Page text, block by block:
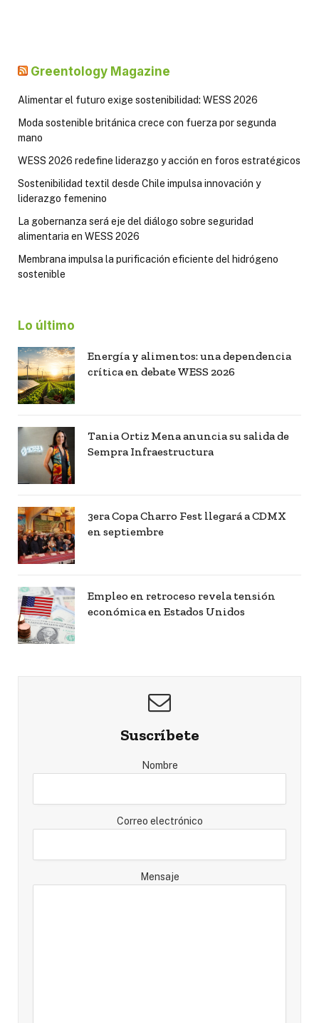
Greentology Magazine
Alimentar el futuro exige sostenibilidad: WESS 2026
Moda sostenible británica crece con fuerza por segunda
mano
WESS 2026 redefine liderazgo y acción en foros estratégicos
Sostenibilidad textil desde Chile impulsa innovación y
liderazgo femenino
La gobernanza será eje del diálogo sobre seguridad
alimentaria en WESS 2026
Membrana impulsa la purificación eficiente del hidrógeno
sostenible
Lo último
Energía y alimentos: una dependencia
crítica en debate WESS 2026
Tania Ortiz Mena anuncia su salida de
Sempra Infraestructura
3era Copa Charro Fest llegará a CDMX
en septiembre
Empleo en retroceso revela tensión
económica en Estados Unidos
Suscríbete
Nombre
Correo electrónico
Mensaje